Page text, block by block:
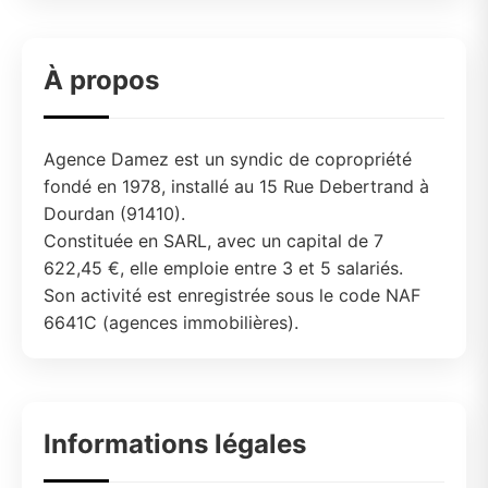
À propos
Agence Damez est un syndic de copropriété
fondé en 1978, installé au 15 Rue Debertrand à
Dourdan (91410).
Constituée en SARL, avec un capital de 7
622,45 €, elle emploie entre 3 et 5 salariés.
Son activité est enregistrée sous le code NAF
6641C (agences immobilières).
Informations légales